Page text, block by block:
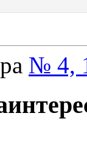
№ 4,